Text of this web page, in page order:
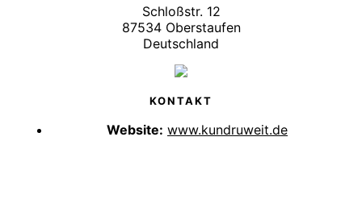
Schloßstr. 12
87534 Oberstaufen
Deutschland
KONTAKT
Website: www.kundruweit.de